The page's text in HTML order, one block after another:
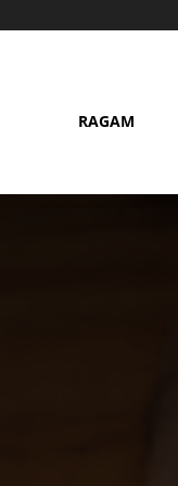
RAGAM